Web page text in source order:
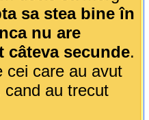
sa stea bine în
nu are
câteva secunde.
cei care au avut
cand au trecut